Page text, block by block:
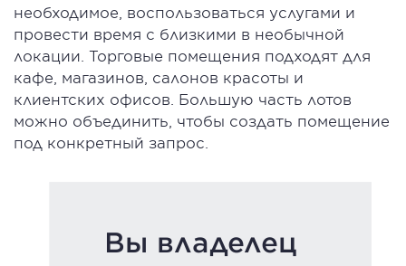
необходимое, воспользоваться услугами и
провести время с близкими в необычной
локации. Торговые помещения подходят для
кафе, магазинов, салонов красоты и
клиентских офисов. Большую часть лотов
можно объединить, чтобы создать помещение
под конкретный запрос.
Вы владелец